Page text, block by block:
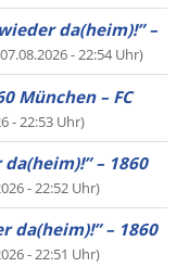
da(heim)!” –
- 22:54 Uhr)
München – FC
- 22:53 Uhr)
– 1860
- 22:52 Uhr)
da(heim)!” – 1860
- 22:51 Uhr)